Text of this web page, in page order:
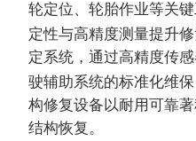
轮定位、轮胎作业等关
定性与高精度测量提升修
定系统，通过高精度传
驶辅助系统的标准化维保
构修复设备以耐用可靠
结构恢复。